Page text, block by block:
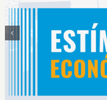
Estímulos